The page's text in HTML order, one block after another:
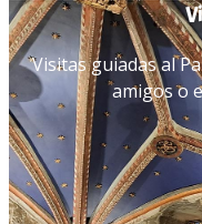
Visitas guiadas al
amigos o